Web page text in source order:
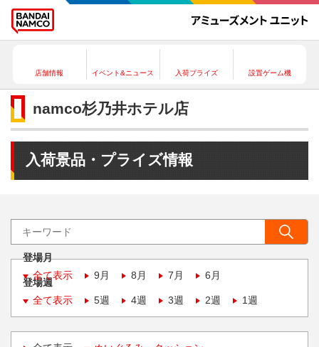
店舗情報 イベント&ニュース 入荷プライズ 設置ゲーム機
namco杉乃井ホテル店
入荷景品・プライズ情報
登場月
全て表示
9月 8月 7月 6月
登場週
全て表示
5週 4週 3週 2週 1週